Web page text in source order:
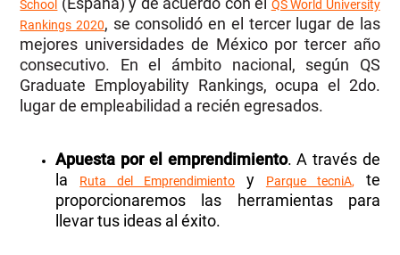
School
QS World University
Rankings 2020, se consolidó en el tercer lugar de las
mejores universidades de México por tercer año
consecutivo. En el ámbito nacional, según QS
Graduate Employability Rankings, ocupa el 2do.
lugar de empleabilidad a recién egresados.
Apuesta por el emprendimiento. A través de
la
Ruta del Emprendimiento y Parque tecniA,
te
proporcionaremos las herramientas para
llevar tus ideas al éxito.